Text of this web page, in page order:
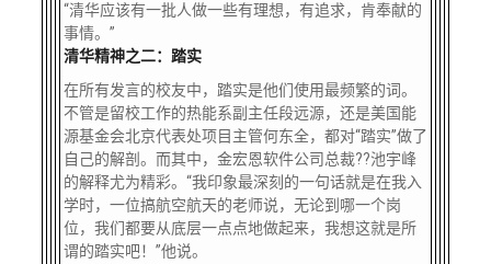
“清华应该有一批人做一些有理想，有追求，肯奉献的
事情。”
清华精神之二：踏实
在所有发言的校友中，踏实是他们使用最频繁的词。
不管是留校工作的热能系副主任段远源，还是美国能
源基金会北京代表处项目主管何东全，都对“踏实”做了
自己的解剖。而其中，金宏恩软件公司总裁??池宇峰
的解释尤为精彩。“我印象最深刻的一句话就是在我入
学时，一位搞航空航天的老师说，无论到哪一个岗
位，我们都要从底层一点点地做起来，我想这就是所
谓的踏实吧！”他说。